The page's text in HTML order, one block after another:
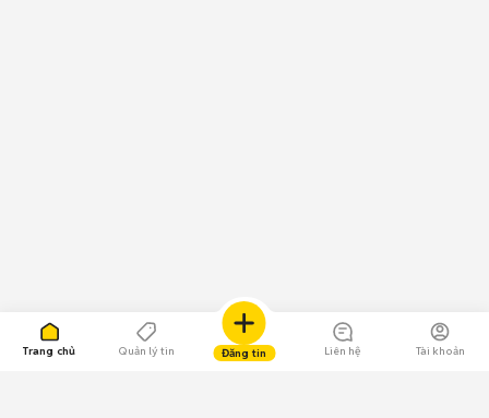
Trang chủ Quản lý tin Đăng tin Liên hệ Tài khoản